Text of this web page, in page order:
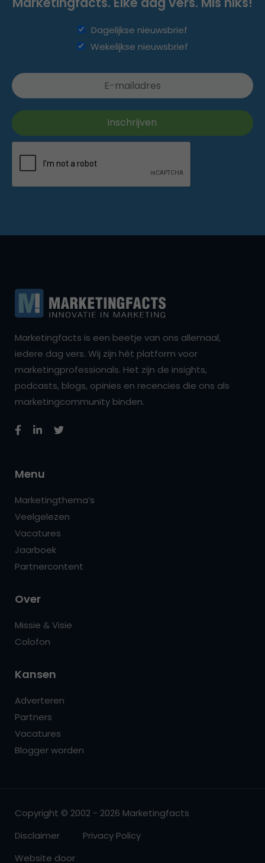
Dagelijkse nieuwsbrief
Wekelijkse nieuwsbrief
Marketingfacts is een beetje van ons allemaal,
iedere dag vers. Wij zijn hét platform voor
marketingprofessionals. Het zijn de insights,
podcasts, blogs, opinies en recencies die ons als
marketingcommunity binden.
Menu
Marketingthema’s
Veelgelezen
Vacatures
Jaarboek
Partnercontent
Over
Missie & Visie
Colofon
Kansen
Adverteren
Partners
Vacatures
Blogger worden
Copyright © 2002 - 2026 Marketingfacts
Disclaimer
Privacy Policy
Website door